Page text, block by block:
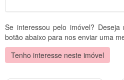
Se interessou pelo imóvel?
botão abaixo para nos enviar uma
Tenho interesse neste imóvel